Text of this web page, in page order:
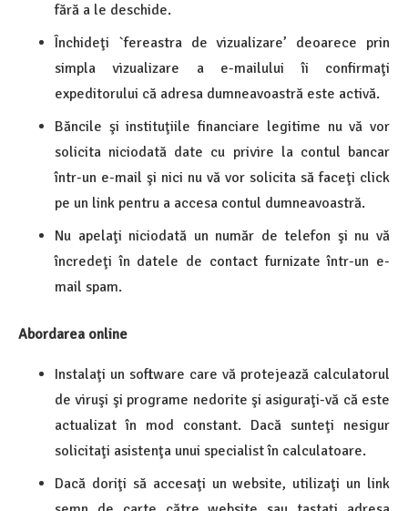
fără a le deschide.
Închideţi `fereastra de vizualizare’ deoarece prin
simpla vizualizare a e-mailului îi confirmaţi
expeditorului că adresa dumneavoastră este activă.
Băncile şi instituţiile financiare legitime nu vă vor
solicita niciodată date cu privire la contul bancar
într-un e-mail şi nici nu vă vor solicita să faceţi click
pe un link pentru a accesa contul dumneavoastră.
Nu apelaţi niciodată un număr de telefon şi nu vă
încredeţi în datele de contact furnizate într-un e-
mail spam.
Abordarea online
Instalaţi un software care vă protejează calculatorul
de viruşi şi programe nedorite şi asiguraţi-vă că este
actualizat în mod constant. Dacă sunteţi nesigur
solicitaţi asistenţa unui specialist în calculatoare.
Dacă doriţi să accesaţi un website, utilizaţi un link